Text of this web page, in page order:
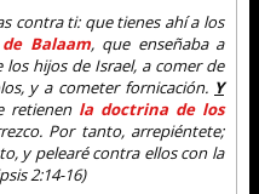
contra ti: que tienes ahí a los
Balaam, que enseñaba a
hijos de Israel, a comer de
y a cometer fornicación. Y
retienen la doctrina de los
Por tanto, arrepiéntete;
y pelearé contra ellos con la
2:14-16)